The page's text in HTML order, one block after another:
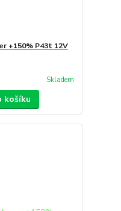
+150% P43t 12V
Skladem
košíku